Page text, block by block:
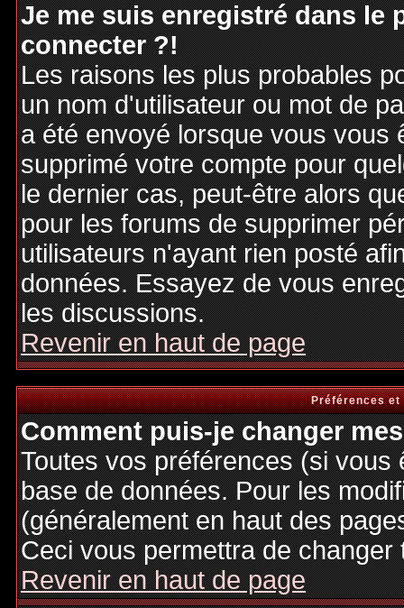
Je me suis enregistré dans le
connecter ?!
Les raisons les plus probables
un nom d'utilisateur ou mot de
a été envoyé lorsque vous vous
supprimé votre compte pour
le dernier cas, peut-être alors
pour les forums de supprimer
utilisateurs n'ayant rien posté
données. Essayez de vous
les discussions.
Revenir en haut de page
Préférences
Comment puis-je changer
Toutes vos préférences (si
base de données. Pour les
(généralement en haut des
Ceci vous permettra de
Revenir en haut de page